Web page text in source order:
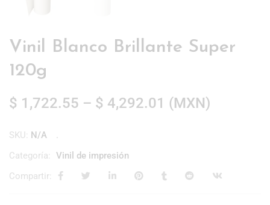
Vinil Blanco Brillante Super
120g
$ 1,722.55 – $ 4,292.01 (MXN)
SKU: N/A
Categoría:
Vinil de impresión
Compartir: